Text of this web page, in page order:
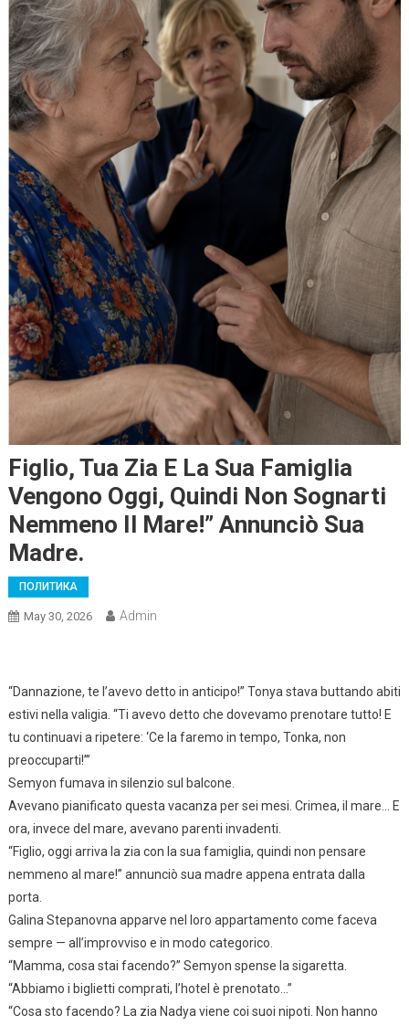
Figlio, Tua Zia E La Sua Famiglia
Vengono Oggi, Quindi Non Sognarti
Nemmeno Il Mare!” Annunciò Sua
Madre.
ПОЛИТИКА
May 30, 2026 Admin
“Dannazione, te l’avevo detto in anticipo!” Tonya stava buttando abiti
estivi nella valigia. “Ti avevo detto che dovevamo prenotare tutto! E
tu continuavi a ripetere: ‘Ce la faremo in tempo, Tonka, non
preoccuparti!’”
Semyon fumava in silenzio sul balcone.
Avevano pianificato questa vacanza per sei mesi. Crimea, il mare… E
ora, invece del mare, avevano parenti invadenti.
“Figlio, oggi arriva la zia con la sua famiglia, quindi non pensare
nemmeno al mare!” annunciò sua madre appena entrata dalla
porta.
Galina Stepanovna apparve nel loro appartamento come faceva
sempre — all’improvviso e in modo categorico.
“Mamma, cosa stai facendo?” Semyon spense la sigaretta.
“Abbiamo i biglietti comprati, l’hotel è prenotato…”
“Cosa sto facendo? La zia Nadya viene coi suoi nipoti. Non hanno